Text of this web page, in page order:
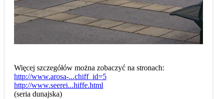
Więcej szczegółów można zobaczyć na stronach:
http://www.arosa-...chiff_id=5
http://www.seerei...hiffe.html
(seria dunajska)